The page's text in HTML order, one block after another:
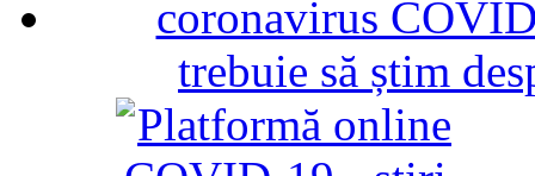
trebuie să știm